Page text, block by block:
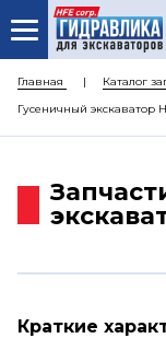
Главная Каталог
Гусеничный экскаватор
Краткие